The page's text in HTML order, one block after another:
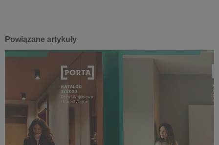
Powiązane artykuły